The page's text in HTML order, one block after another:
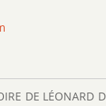
DE LÉONARD